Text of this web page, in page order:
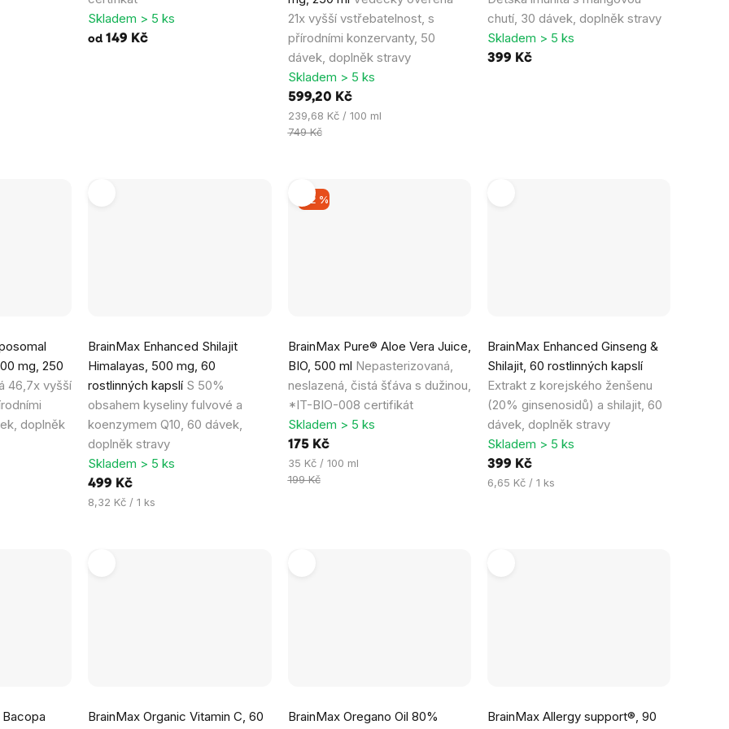
Skladem > 5 ks
od 149 Kč
21x vyšší vstřebatelnost, s
přírodními konzervanty, 50
dávek, doplněk stravy
Skladem > 5 ks
599,20 Kč
Měrná
cena:
239,68 Kč / 100 ml
749 Kč
chutí, 30 dávek, doplněk stravy
Skladem > 5 ks
399 Kč
mg, 250
46,7x vyšší
doplněk
BrainMax Enhanced Shilajit
Himalayas, 500 mg, 60
rostlinných kapslí S 50%
obsahem kyseliny fulvové a
koenzymem Q10, 60 dávek,
doplněk stravy
Skladem > 5 ks
499 Kč
Měrná
8,32 Kč / 1 ks
–12 %
BrainMax Pure® Aloe Vera Juice,
BIO, 500 ml Nepasterizovaná,
neslazená, čistá šťáva s dužinou,
*IT-BIO-008 certifikát
Skladem > 5 ks
175 Kč
Měrná
cena:
35 Kč / 100 ml
199 Kč
BrainMax Enhanced Ginseng &
Shilajit, 60 rostlinných kapslí
Extrakt z korejského ženšenu
(20% ginsenosidů) a shilajit, 60
dávek, doplněk stravy
Skladem > 5 ks
399 Kč
Měrná
6,65 Kč / 1 ks
BrainMax Organic Vitamin C, 60
BrainMax Oregano Oil 80%
BrainMax Allergy support®, 90